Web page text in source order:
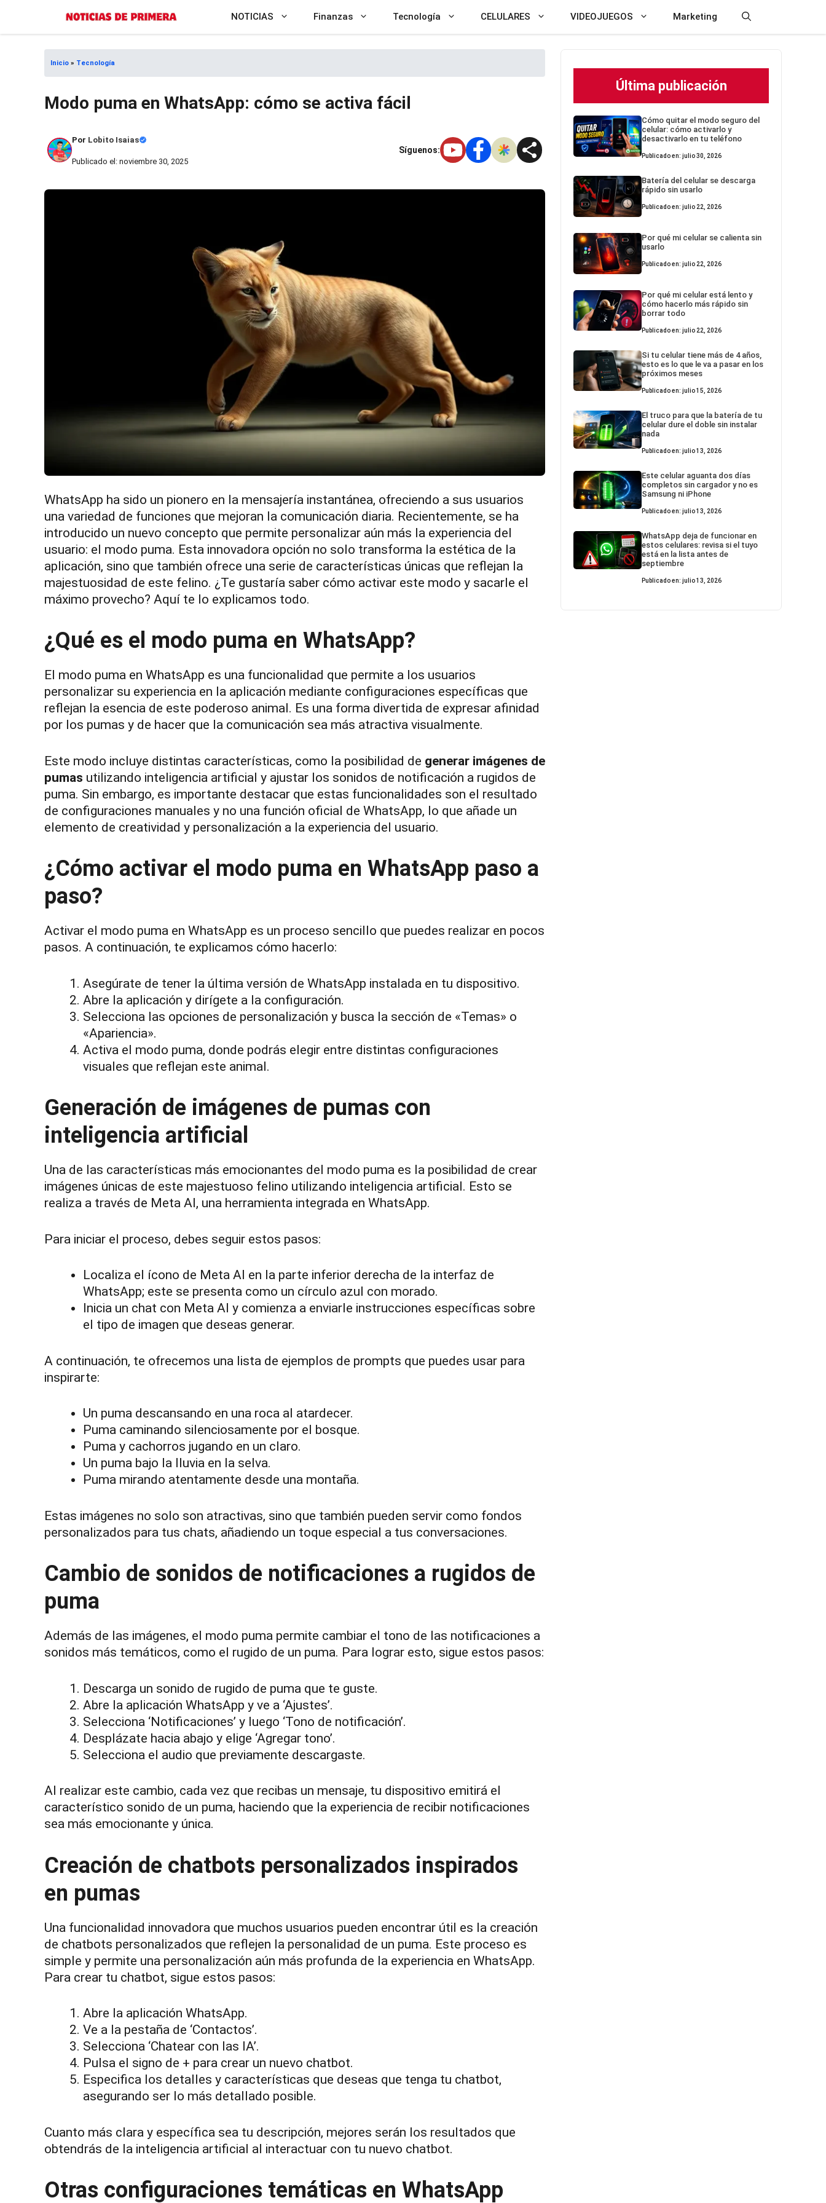
al
contenido
NOTICIAS Finanzas Tecnología CELULARES VIDEOJUEGOS Marketing
Inicio » Tecnología
Modo puma en WhatsApp: cómo se activa fácil
Por Lobito Isaias
Publicado el: noviembre 30, 2025
Síguenos:
WhatsApp ha sido un pionero en la mensajería instantánea, ofreciendo a sus usuarios
una variedad de funciones que mejoran la comunicación diaria. Recientemente, se ha
introducido un nuevo concepto que permite personalizar aún más la experiencia del
usuario: el modo puma. Esta innovadora opción no solo transforma la estética de la
aplicación, sino que también ofrece una serie de características únicas que reflejan la
majestuosidad de este felino. ¿Te gustaría saber cómo activar este modo y sacarle el
máximo provecho? Aquí te lo explicamos todo.
¿Qué es el modo puma en WhatsApp?
El modo puma en WhatsApp es una funcionalidad que permite a los usuarios
personalizar su experiencia en la aplicación mediante configuraciones específicas que
reflejan la esencia de este poderoso animal. Es una forma divertida de expresar afinidad
por los pumas y de hacer que la comunicación sea más atractiva visualmente.
Este modo incluye distintas características, como la posibilidad de generar imágenes de
pumas utilizando inteligencia artificial y ajustar los sonidos de notificación a rugidos de
puma. Sin embargo, es importante destacar que estas funcionalidades son el resultado
de configuraciones manuales y no una función oficial de WhatsApp, lo que añade un
elemento de creatividad y personalización a la experiencia del usuario.
¿Cómo activar el modo puma en WhatsApp paso a
paso?
Activar el modo puma en WhatsApp es un proceso sencillo que puedes realizar en pocos
pasos. A continuación, te explicamos cómo hacerlo:
Asegúrate de tener la última versión de WhatsApp instalada en tu dispositivo.
Abre la aplicación y dirígete a la configuración.
Selecciona las opciones de personalización y busca la sección de «Temas» o
«Apariencia».
Activa el modo puma, donde podrás elegir entre distintas configuraciones
visuales que reflejan este animal.
Generación de imágenes de pumas con
inteligencia artificial
Una de las características más emocionantes del modo puma es la posibilidad de crear
imágenes únicas de este majestuoso felino utilizando inteligencia artificial. Esto se
realiza a través de Meta AI, una herramienta integrada en WhatsApp.
Para iniciar el proceso, debes seguir estos pasos:
Localiza el ícono de Meta AI en la parte inferior derecha de la interfaz de
WhatsApp; este se presenta como un círculo azul con morado.
Inicia un chat con Meta AI y comienza a enviarle instrucciones específicas sobre
el tipo de imagen que deseas generar.
A continuación, te ofrecemos una lista de ejemplos de prompts que puedes usar para
inspirarte:
Un puma descansando en una roca al atardecer.
Puma caminando silenciosamente por el bosque.
Puma y cachorros jugando en un claro.
Un puma bajo la lluvia en la selva.
Puma mirando atentamente desde una montaña.
Estas imágenes no solo son atractivas, sino que también pueden servir como fondos
personalizados para tus chats, añadiendo un toque especial a tus conversaciones.
Cambio de sonidos de notificaciones a rugidos de
puma
Además de las imágenes, el modo puma permite cambiar el tono de las notificaciones a
sonidos más temáticos, como el rugido de un puma. Para lograr esto, sigue estos pasos:
Descarga un sonido de rugido de puma que te guste.
Abre la aplicación WhatsApp y ve a ‘Ajustes’.
Selecciona ‘Notificaciones’ y luego ‘Tono de notificación’.
Desplázate hacia abajo y elige ‘Agregar tono’.
Selecciona el audio que previamente descargaste.
Al realizar este cambio, cada vez que recibas un mensaje, tu dispositivo emitirá el
característico sonido de un puma, haciendo que la experiencia de recibir notificaciones
sea más emocionante y única.
Creación de chatbots personalizados inspirados
en pumas
Una funcionalidad innovadora que muchos usuarios pueden encontrar útil es la creación
de chatbots personalizados que reflejen la personalidad de un puma. Este proceso es
simple y permite una personalización aún más profunda de la experiencia en WhatsApp.
Para crear tu chatbot, sigue estos pasos:
Abre la aplicación WhatsApp.
Ve a la pestaña de ‘Contactos’.
Selecciona ‘Chatear con las IA’.
Pulsa el signo de + para crear un nuevo chatbot.
Especifica los detalles y características que deseas que tenga tu chatbot,
asegurando ser lo más detallado posible.
Cuanto más clara y específica sea tu descripción, mejores serán los resultados que
obtendrás de la inteligencia artificial al interactuar con tu nuevo chatbot.
Otras configuraciones temáticas en WhatsApp
Última publicación
Cómo quitar el modo seguro del
celular: cómo activarlo y
desactivarlo en tu teléfono
Publicado en: julio 30, 2026
Batería del celular se descarga
rápido sin usarlo
Publicado en: julio 22, 2026
Por qué mi celular se calienta sin
usarlo
Publicado en: julio 22, 2026
Por qué mi celular está lento y
cómo hacerlo más rápido sin
borrar todo
Publicado en: julio 22, 2026
Si tu celular tiene más de 4 años,
esto es lo que le va a pasar en los
próximos meses
Publicado en: julio 15, 2026
El truco para que la batería de tu
celular dure el doble sin instalar
nada
Publicado en: julio 13, 2026
Este celular aguanta dos días
completos sin cargador y no es
Samsung ni iPhone
Publicado en: julio 13, 2026
WhatsApp deja de funcionar en
estos celulares: revisa si el tuyo
está en la lista antes de
septiembre
Publicado en: julio 13, 2026